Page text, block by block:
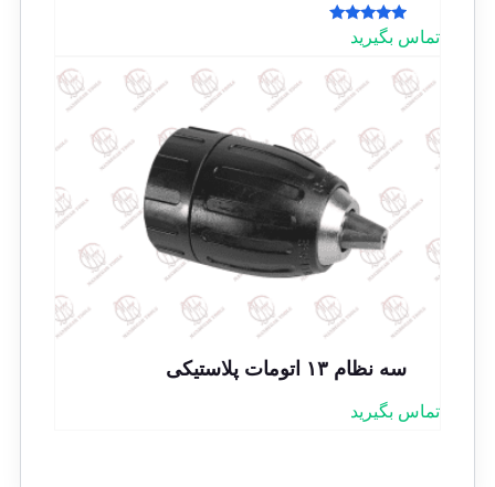
امتیاز
5.00
تماس بگیرید
سه نظام ۱۳ اتومات پلاستیکی
تماس بگیرید